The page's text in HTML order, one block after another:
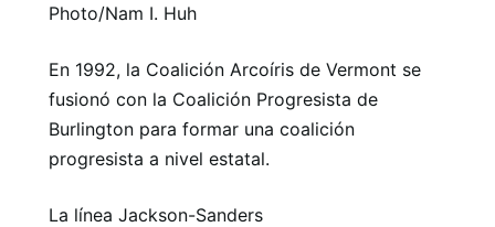
Photo/Nam I. Huh
En 1992, la Coalición Arcoíris de Vermont se
fusionó con la Coalición Progresista de
Burlington para formar una coalición
progresista a nivel estatal.
La línea Jackson-Sanders